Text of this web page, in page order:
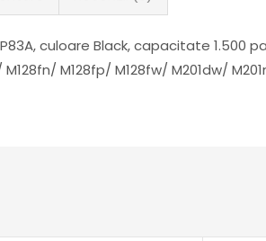
culoare Black, capacitate 1.500
M128fn/ M128fp/ M128fw/ M201dw/